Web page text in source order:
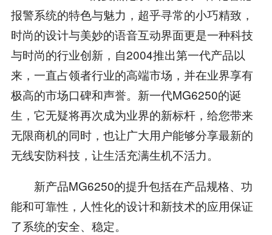
报警系统的特色与魅力，超乎寻常的小巧精致，
时尚的设计与美妙的语音互动界面更是一种科技
与时尚的行业创新，自2004推出第一代产品以
来，一直占领者行业的高端市场，并在业界享有
极高的市场口碑和声誉。新一代MG6250的诞
生，它无疑将再次成为业界的新标杆，给您带来
无限商机的同时，也让广大用户能够分享最新的
无线安防科技，让生活充满生机不活力。
新产品MG6250的提升包括在产品规格、功
能和可靠性，人性化的设计和新技术的应用保证
了系统的安全、稳定。